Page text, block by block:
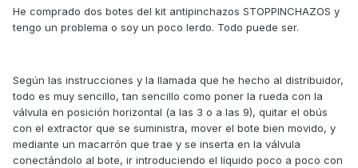
He comprado dos botes del kit antipinchazos STOPPINCHAZOS y
tengo un problema o soy un poco lerdo. Todo puede ser.
Según las instrucciones y la llamada que he hecho al distribuidor,
todo es muy sencillo, tan sencillo como poner la rueda con la
válvula en posición horizontal (a las 3 o a las 9), quitar el obús
con el extractor que se suministra, mover el bote bien movido, y
mediante un macarrón que trae y se inserta en la válvula
conectándolo al bote, ir introduciendo el líquido poco a poco con